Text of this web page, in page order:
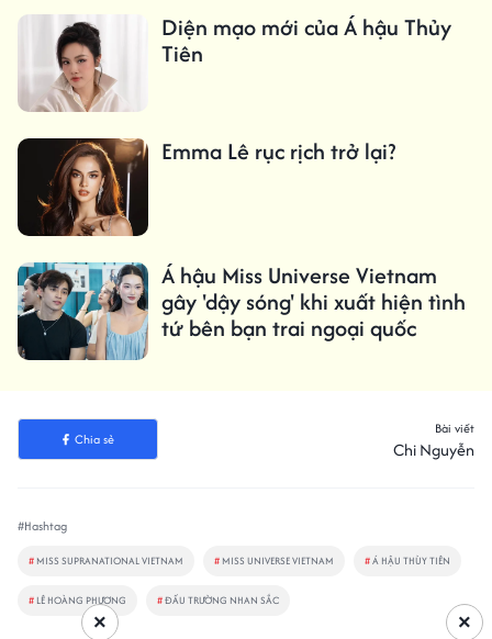
Diện mạo mới của Á hậu Thủy
Tiên
Emma Lê rục rịch trở lại?
Á hậu Miss Universe Vietnam
gây 'dậy sóng' khi xuất hiện tình
tứ bên bạn trai ngoại quốc
Chia sẻ
Bài viết
Chi Nguyễn
#Hashtag
# MISS SUPRANATIONAL VIETNAM # MISS UNIVERSE VIETNAM #Á HẬU THÙY TIÊN
# LÊ HOÀNG PHƯƠNG #ĐẤU TRƯỜNG NHAN SẮC
×
×